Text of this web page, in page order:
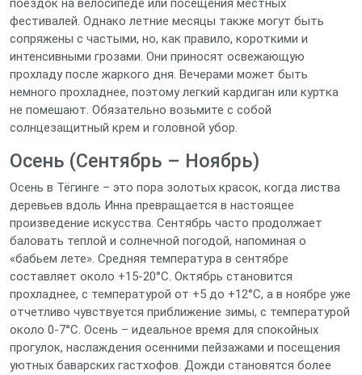
поездок на велосипеде или посещения местных
фестивалей. Однако летние месяцы также могут быть
сопряжены с частыми, но, как правило, короткими и
интенсивными грозами. Они приносят освежающую
прохладу после жаркого дня. Вечерами может быть
немного прохладнее, поэтому легкий кардиган или куртка
не помешают. Обязательно возьмите с собой
солнцезащитный крем и головной убор.
Осень (Сентябрь – Ноябрь)
Осень в Тёгинге – это пора золотых красок, когда листва
деревьев вдоль Инна превращается в настоящее
произведение искусства. Сентябрь часто продолжает
баловать теплой и солнечной погодой, напоминая о
«бабьем лете». Средняя температура в сентябре
составляет около +15-20°C. Октябрь становится
прохладнее, с температурой от +5 до +12°C, а в ноябре уже
отчетливо чувствуется приближение зимы, с температурой
около 0-7°C. Осень – идеальное время для спокойных
прогулок, наслаждения осенними пейзажами и посещения
уютных баварских гастхофов. Дожди становятся более